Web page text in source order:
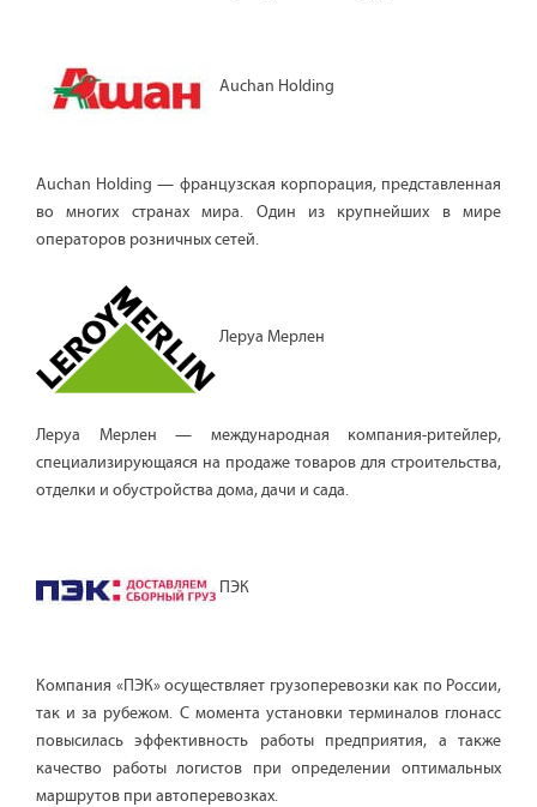
Auchan Holding
Auchan Holding — французская корпорация, представленная
во многих странах мира. Один из крупнейших в мире
операторов розничных сетей.
Леруа Мерлен
Леруа Мерлен — международная компания-ритейлер,
специализирующаяся на продаже товаров для строительства,
отделки и обустройства дома, дачи и сада.
ПЭК
Компания «ПЭК» осуществляет грузоперевозки как по России,
так и за рубежом. С момента установки терминалов глонасс
повысилась эффективность работы предприятия, а также
качество работы логистов при определении оптимальных
маршрутов при автоперевозках.